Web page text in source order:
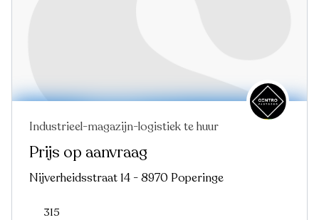
Industrieel-magazijn-logistiek te huur
Prijs op aanvraag
Nijverheidsstraat 14 - 8970 Poperinge
315